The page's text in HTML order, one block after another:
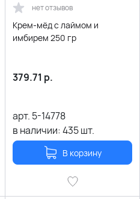
нет отзывов
Крем-мёд с лаймом и
имбирем 250 гр
379.71 р.
арт. 5-14778
в наличии:435шт.
В корзину